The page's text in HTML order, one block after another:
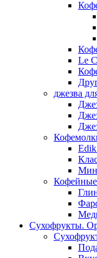
Le
джезва
Сухофрукты.